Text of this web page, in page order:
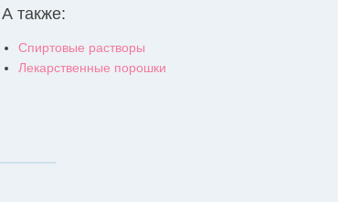
А также:
Спиртовые растворы
Лекарственные порошки